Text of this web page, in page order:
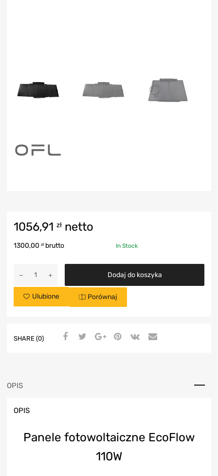
1056,91 zł netto
1300,00 zł brutto In Stock
Dodaj do koszyka
Ulubione Porównaj
SHARE (0)
OPIS
OPIS
Panele fotowoltaiczne EcoFlow
110W